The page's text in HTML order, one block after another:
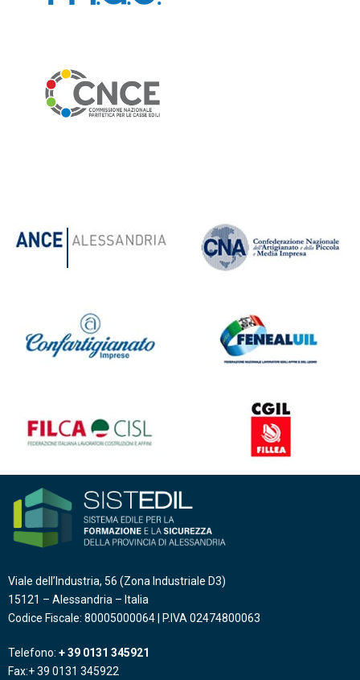
Viale dell’Industria, 56 (Zona Industriale D3)
15121 – Alessandria – Italia
Codice Fiscale: 80005000064 | P.IVA 02474800063
Telefono: + 39 0131 345921
Fax:+ 39 0131 345922